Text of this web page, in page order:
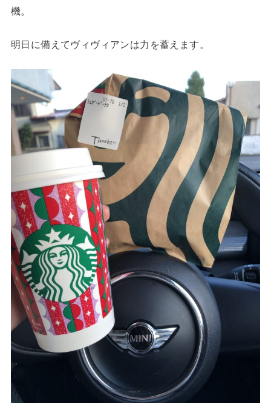
機。
明日に備えてヴィヴィアンは力を蓄えます。